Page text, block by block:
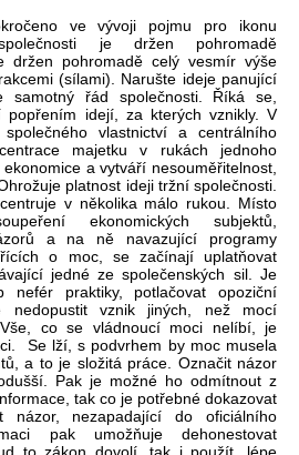
ve vývoji pojmu pro ikonu
je držen pohromadě
držen pohromadě celý vesmír výše
(sílami). Narušte ideje panující
samotný řád společnosti. Říká se,
popřením idejí, za kterých vznikly. V
vlastnictví a centrálního
majetku v rukách jednoho
a vytváří nesouměřitelnost,
platnost ideji tržní společnosti.
v několika málo rukou. Místo
ekonomických subjektů,
a na ně navazující programy
o moc, se začínají uplatňovat
jedné ze společenských sil. Je
nefér praktiky, potlačovat opoziční
nedopustit vznik jiných, než mocí
co se vládnoucí moci nelíbí, je
Se lží, s podvrhem by moc musela
a to je složitá práce. Označit názor
Pak je možné ho odmítnout z
tak co je potřebné dokazovat
názor, nezapadající do oficiálního
pak umožňuje dehonestovat
to zákon dovolí, tak i použít, lépe